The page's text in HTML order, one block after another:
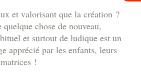
CONTACT
et valorisant que la création ?
chose de nouveau,
et surtout de ludique est un
apprécié par les enfants, leurs
!